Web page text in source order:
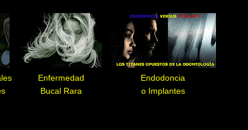
Enfermedad
Bucal Rara
Endodoncia
o Implantes